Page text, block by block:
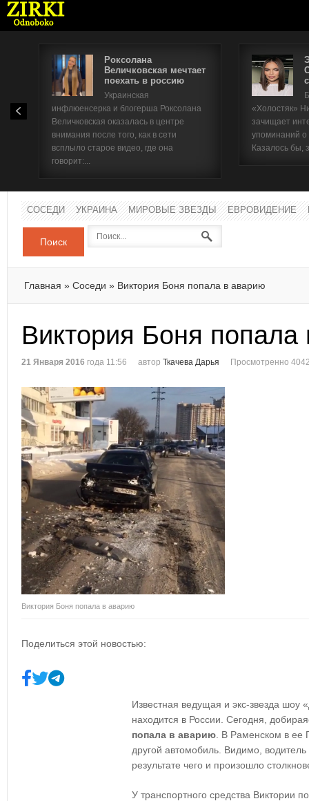
Роксолана
Величковская мечтает
поехать в россию
Украинская
инфлюенсерка и блогерша Роксолана
Величковская оказалась в центре
внимания после того, как в сети
всплыло старое видео, где она
говорит:...
«Холостяк»
зачищает
упоминаний
Казалось бы,
СОСЕДИ УКРАИНА МИРОВЫЕ ЗВЕЗДЫ ЕВРОВИДЕНИЕ
Поиск
Главная » Соседи » Виктория Боня попала в аварию
Виктория Боня
21 Января 2016 года 11:56 автор Ткачева Дарья Просмотренно
Виктория Боня попала в аварию
Поделиться этой новостью:
Известная ведущая и экс-звезда шоу
находится в России. Сегодня,
попала в аварию . В Раменском в ее
другой автомобиль. Видимо,
результате чего и произошло
У транспортного средства Виктории
Имя